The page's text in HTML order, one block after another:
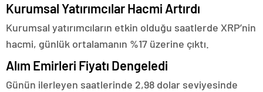
Kurumsal Yatırımcılar Hacmi Artırdı
Kurumsal yatırımcıların etkin olduğu saatlerde XRP’nin
hacmi, günlük ortalamanın %17 üzerine çıktı.
Alım Emirleri Fiyatı Dengeledi
Günün ilerleyen saatlerinde 2,98 dolar seviyesinde